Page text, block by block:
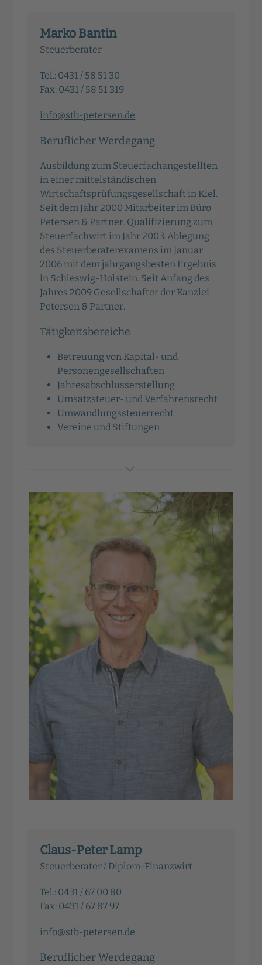
Marko Bantin
Steuerberater
Tel.: 0431 / 58 51 30
Fax: 0431 / 58 51 319
info@stb-petersen.de
Beruflicher Werdegang
Ausbildung zum Steuerfachangestellten
in einer mittelständischen
Wirtschaftsprüfungsgesellschaft in Kiel.
Seit dem Jahr 2000 Mitarbeiter im Büro
Petersen & Partner. Qualifizierung zum
Steuerfachwirt im Jahr 2003. Ablegung
des Steuerberaterexamens im Januar
2006 mit dem jahrgangsbesten Ergebnis
in Schleswig-Holstein. Seit Anfang des
Jahres 2009 Gesellschafter der Kanzlei
Petersen & Partner.
Tätigkeitsbereiche
Betreuung von Kapital- und
Personengesellschaften
Jahresabschlusserstellung
Umsatzsteuer- und Verfahrensrecht
Umwandlungssteuerrecht
Vereine und Stiftungen
Claus-Peter Lamp
Steuerberater / Diplom-Finanzwirt
Tel.: 0431 / 67 00 80
Fax: 0431 / 67 87 97
info@stb-petersen.de
Beruflicher Werdegang